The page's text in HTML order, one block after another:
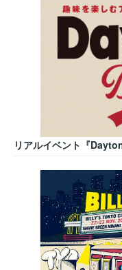
リアルイベント『